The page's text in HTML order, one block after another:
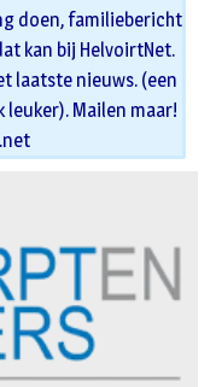
doen, familiebericht
kan bij HelvoirtNet.
laatste nieuws. (een
Mailen maar!